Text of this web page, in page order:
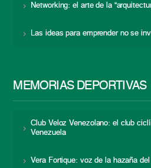
Networking: el arte de la
Las ideas para emprender no se
MEMORIAS DEPORTIVAS
Club Veloz Venezolano: el club
Venezuela
Vera Fortique: voz de la hazaña del